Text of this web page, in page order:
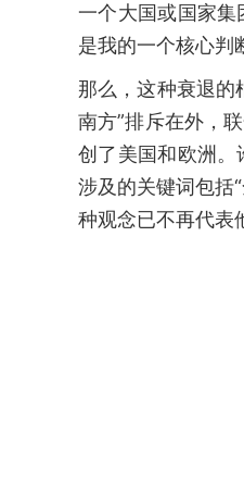
一个大国或国家
是我的一个核心判
那么，这种衰退的
南方”排斥在外，
创了美国和欧洲。
涉及的关键词包括
种观念已不再代表